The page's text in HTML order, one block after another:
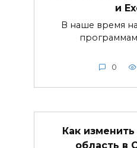
и
В наше время
0
Как
область в